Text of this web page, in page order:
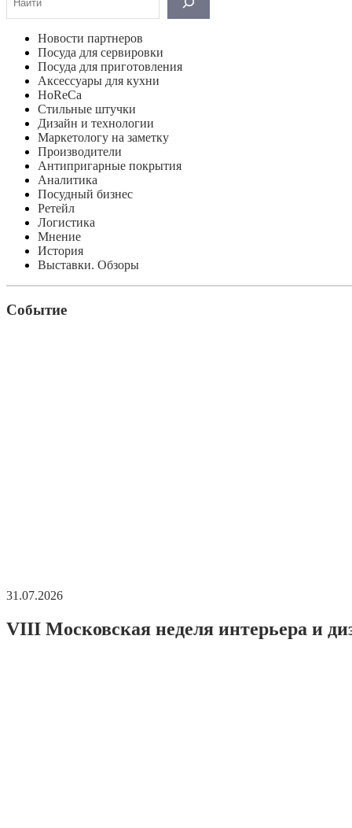
Новости партнеров
Посуда для сервировки
Посуда для приготовления
Аксессуары для кухни
HoReCa
Стильные штучки
Дизайн и технологии
Маркетологу на заметку
Производители
Антипригарные покрытия
Аналитика
Посудный бизнес
Ретейл
Логистика
Мнение
История
Выставки. Обзоры
Событие
31.07.2026
VIII Московская неделя интерьера и